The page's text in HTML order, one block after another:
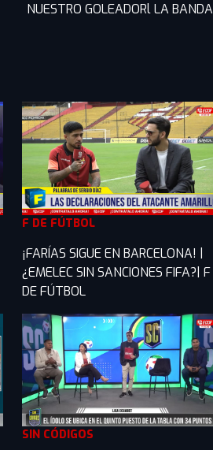
NUESTRO GOLEADORl LA BANDA
F DE FÚTBOL
¡FARÍAS SIGUE EN BARCELONA! |
¿EMELEC SIN SANCIONES FIFA?| F
DE FÚTBOL
SIN CÓDIGOS